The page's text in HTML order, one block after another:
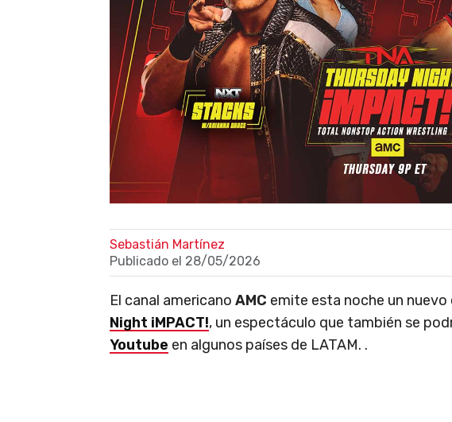
Sebastián Martínez
Publicado el 28/05/2026
El canal americano AMC emite esta noche un nuevo
Night iMPACT!, un espectáculo que también se
Youtube en algunos países de LATAM. .